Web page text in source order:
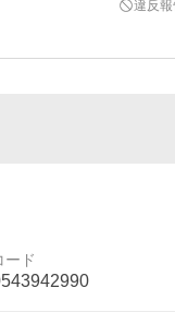
違反
ード